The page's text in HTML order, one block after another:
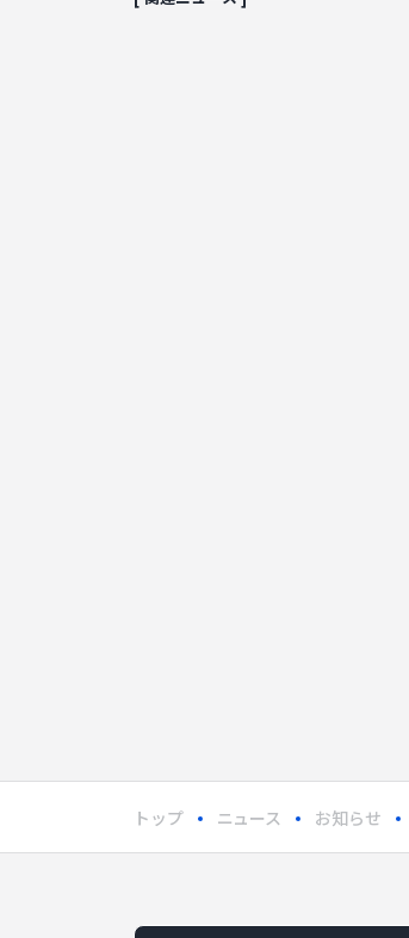
トップ ニュース お知らせ